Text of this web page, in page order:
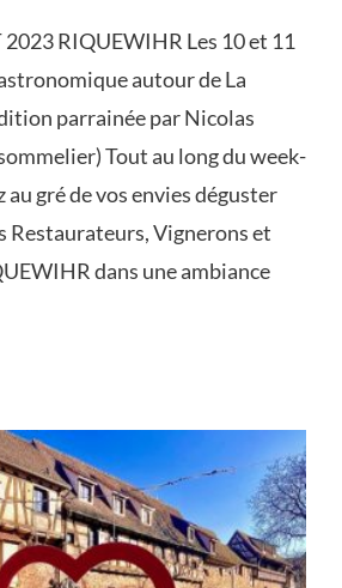
2023 RIQUEWIHR Les 10 et 11
autour de La
parrainée par Nicolas
Tout au long du week-
au gré de vos envies déguster
Restaurateurs, Vignerons et
dans une ambiance